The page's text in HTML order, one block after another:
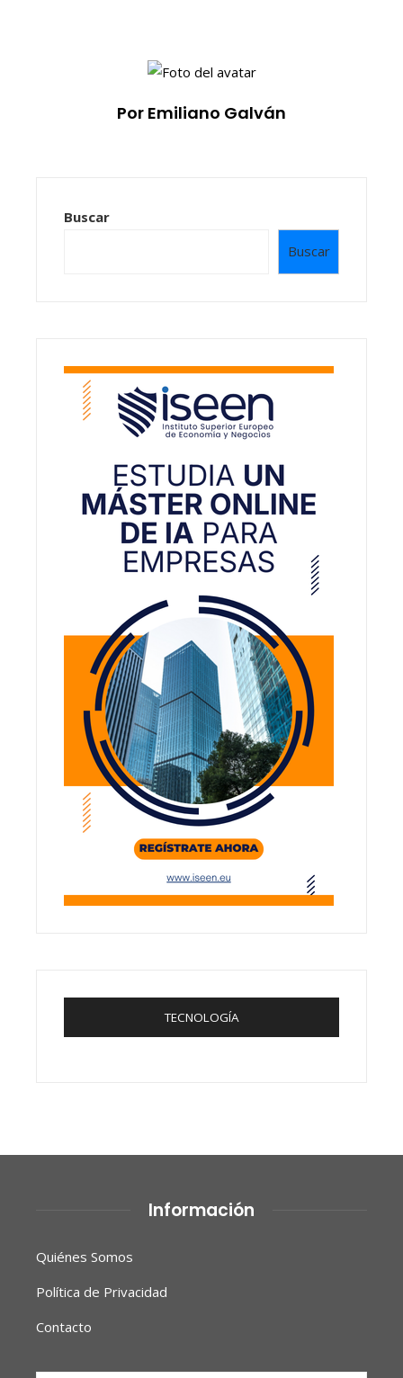
Por Emiliano Galván
Buscar
Buscar
TECNOLOGÍA
Información
Quiénes Somos
Política de Privacidad
Contacto